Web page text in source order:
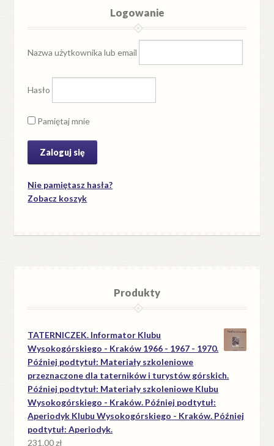
Logowanie
Nazwa użytkownika lub email
Hasło
Pamiętaj mnie
Nie pamiętasz hasła?
Zobacz koszyk
Produkty
TATERNICZEK. Informator Klubu
Wysokogórskiego - Kraków 1966 - 1967 - 1970.
Później podtytuł: Materiały szkoleniowe
przeznaczone dla taterników i turystów górskich.
Później podtytuł: Materiały szkoleniowe Klubu
Wysokogórskiego - Kraków. Później podtytuł:
Aperiodyk Klubu Wysokogórskiego - Kraków. Później
podtytuł: Aperiodyk.
231.00zł